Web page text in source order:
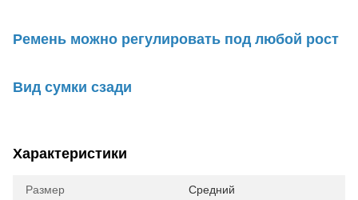
Ремень можно регулировать под любой рост
Вид сумки сзади
Характеристики
Размер Средний